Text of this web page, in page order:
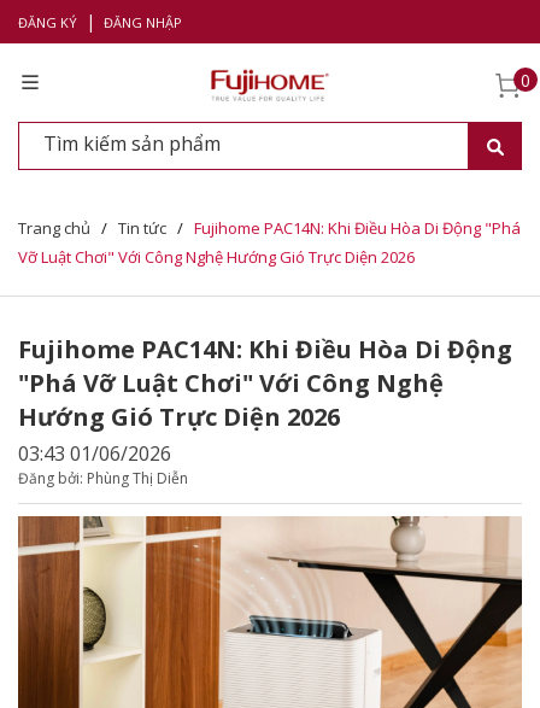
ĐĂNG KÝ | ĐĂNG NHẬP
0
Trang chủ / Tin tức / Fujihome PAC14N: Khi Điều Hòa Di Động "Phá
Vỡ Luật Chơi" Với Công Nghệ Hướng Gió Trực Diện 2026
Fujihome PAC14N: Khi Điều Hòa Di Động
"Phá Vỡ Luật Chơi" Với Công Nghệ
Hướng Gió Trực Diện 2026
03:43 01/06/2026
Đăng bởi: Phùng Thị Diễn